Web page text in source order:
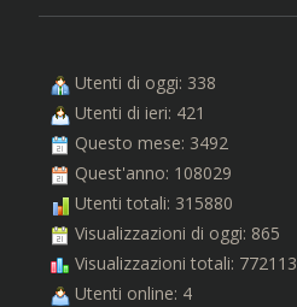
Utenti di oggi: 338
Utenti di ieri: 421
Questo mese: 3492
Quest'anno: 108029
Utenti totali: 315880
Visualizzazioni di oggi: 865
Visualizzazioni totali: 772113
Utenti online: 4